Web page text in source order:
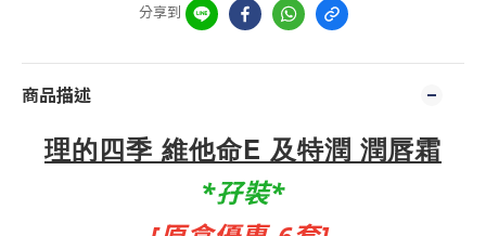
分享到
商品描述
理的四季 維他命E 及特潤 潤唇霜
*孖裝*